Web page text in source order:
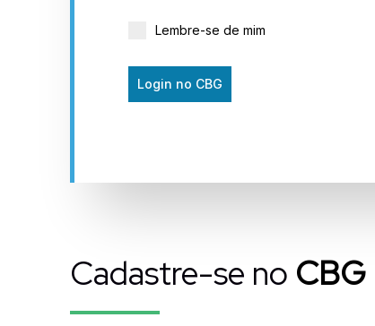
Lembre-se de mim
Login no CBG
Cadastre-se no CBG